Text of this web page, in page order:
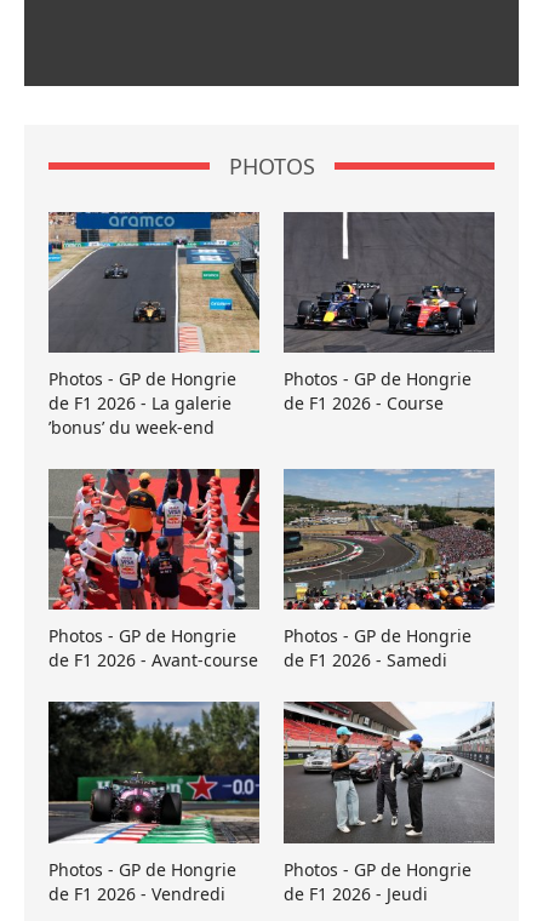
PHOTOS
Photos - GP de Hongrie
de F1 2026 - La galerie
’bonus’ du week-end
Photos - GP de Hongrie
de F1 2026 - Course
Photos - GP de Hongrie
de F1 2026 - Avant-course
Photos - GP de Hongrie
de F1 2026 - Samedi
Photos - GP de Hongrie
de F1 2026 - Vendredi
Photos - GP de Hongrie
de F1 2026 - Jeudi